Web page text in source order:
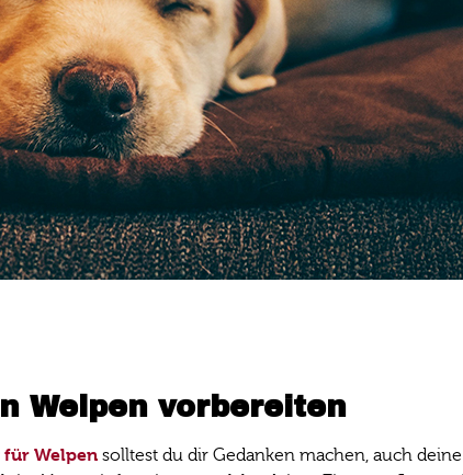
Welpen vorbereiten
für Welpen solltest du dir Gedanken machen, auch